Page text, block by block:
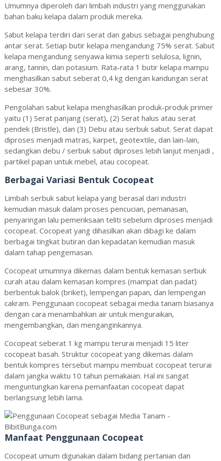
Umumnya diperoleh dari limbah industri yang menggunakan
bahan baku kelapa dalam produk mereka.
Sabut kelapa terdiri dari serat dan gabus sebagai penghubung
antar serat. Setiap butir kelapa mengandung 75% serat. Sabut
kelapa mengandung senyawa kimia seperti selulosa, lignin,
arang, tannin, dan potasium. Rata-rata 1 butir kelapa mampu
menghasilkan sabut seberat 0,4 kg dengan kandungan serat
sebesar 30%.
Pengolahan sabut kelapa menghasilkan produk-produk primer
yaitu (1) Serat panjang (serat), (2) Serat halus atau serat
pendek (Bristle), dan (3) Debu atau serbuk sabut. Serat dapat
diproses menjadi matras, karpet, geotextile, dan lain-lain,
sedangkan debu / serbuk sabut diproses lebih lanjut menjadi ,
partikel papan untuk mebel, atau cocopeat.
Berbagai Variasi Bentuk Cocopeat
Limbah serbuk sabut kelapa yang berasal dari industri
kemudian masuk dalam proses pencucian, pemanasan,
penyaringan lalu pemeriksaan teliti sebelum diproses menjadi
cocopeat. Cocopeat yang dihasilkan akan dibagi ke dalam
berbagai tingkat butiran dan kepadatan kemudian masuk
dalam tahap pengemasan.
Cocopeat umumnya dikemas dalam bentuk kemasan serbuk
curah atau dalam kemasan kompres (mampat dan padat)
berbentuk balok (briket), lempengan papan, dan lempengan
cakram. Penggunaan cocopeat sebagai media tanam biasanya
dengan cara menambahkan air untuk menguraikan,
mengembangkan, dan menganginkannya.
Cocopeat seberat 1 kg mampu terurai menjadi 15 liter
cocopeat basah. Struktur cocopeat yang dikemas dalam
bentuk kompres tersebut mampu membuat cocopeat terurai
dalam jangka waktu 10 tahun pemakaian. Hal ini sangat
menguntungkan karena pemanfaatan cocopeat dapat
berlangsung lebih lama.
Manfaat Penggunaan Cocopeat
Cocopeat umum digunakan dalam bidang pertanian dan